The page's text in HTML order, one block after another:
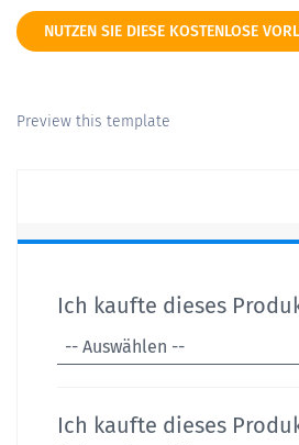
NUTZEN SIE DIESE KOSTENLOSE
Preview this template